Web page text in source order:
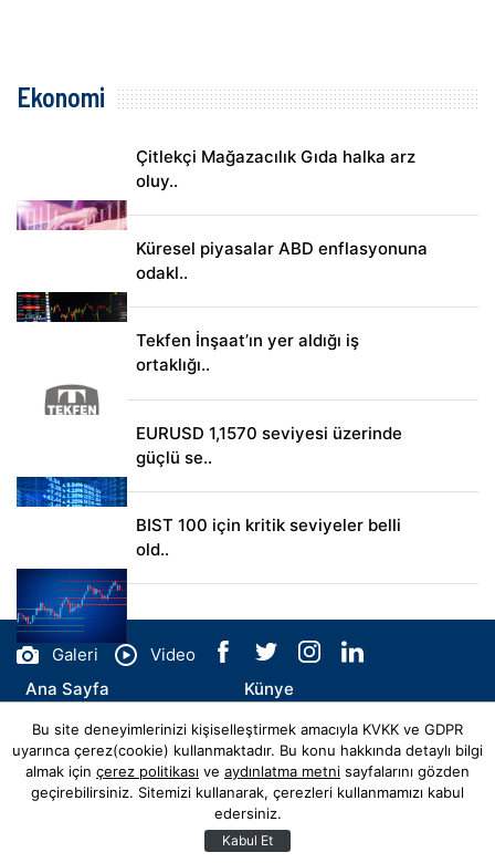
Ekonomi
Çitlekçi Mağazacılık Gıda halka arz
oluy..
Küresel piyasalar ABD enflasyonuna
odakl..
Tekfen İnşaat’ın yer aldığı iş
ortaklığı..
EURUSD 1,1570 seviyesi üzerinde
güçlü se..
BIST 100 için kritik seviyeler belli
old..
Galeri
Video
Ana Sayfa
Künye
İletişim
© Copyright 2026 ecohaber.com Tüm Hakları Saklıdır.
Hibya Haber Ajansı
Bu site deneyimlerinizi kişiselleştirmek amacıyla KVKK ve GDPR
uyarınca çerez(cookie) kullanmaktadır. Bu konu hakkında detaylı bilgi
almak için çerez politikası ve aydınlatma metni sayfalarını gözden
geçirebilirsiniz. Sitemizi kullanarak, çerezleri kullanmamızı kabul
edersiniz.
Kabul Et